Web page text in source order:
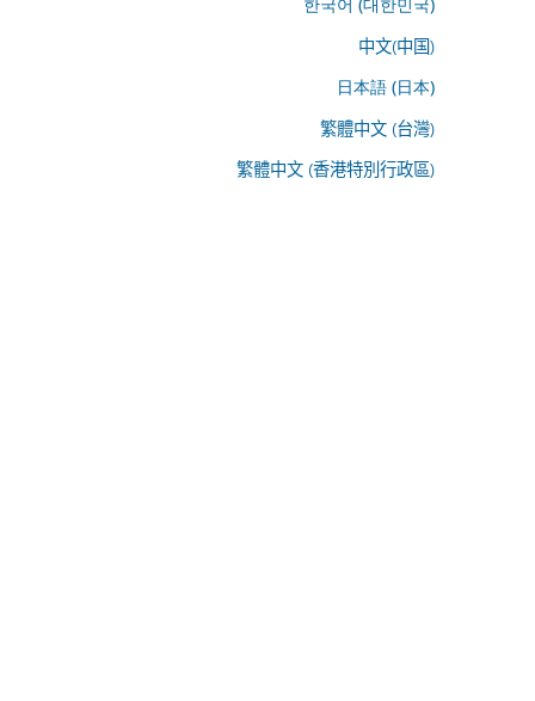
中文(中国)
日本語 (日本)
繁體中文 (台灣)
繁體中文 (香港特別行政區)